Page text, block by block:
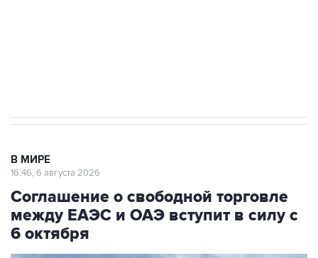
В МИРЕ
16:46, 6 августа 2026
Соглашение о свободной торговле
между ЕАЭС и ОАЭ вступит в силу с
6 октября